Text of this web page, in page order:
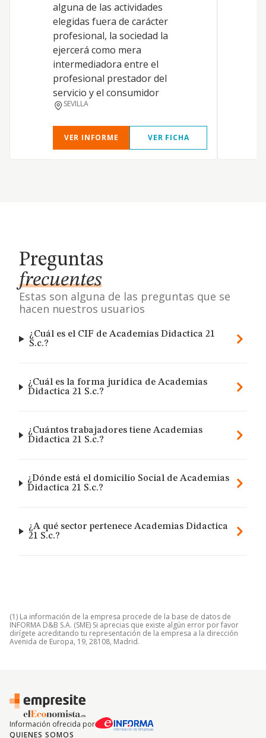
alguna de las actividades
elegidas fuera de carácter
profesional, la sociedad la
ejercerá como mera
intermediadora entre el
profesional prestador del
servicio y el consumidor
SEVILLA
VER INFORME VER FICHA
Preguntas
frecuentes
Estas son alguna de las preguntas que se
hacen nuestros usuarios
¿Cuál es el CIF de Academias Didactica 21
S.c.?
¿Cuál es la forma jurídica de Academias
Didactica 21 S.c.?
¿Cuántos trabajadores tiene Academias
Didactica 21 S.c.?
¿Dónde está el domicilio Social de Academias
Didactica 21 S.c.?
¿A qué sector pertenece Academias Didactica
21 S.c.?
(1) La información de la empresa procede de la base de datos de
INFORMA D&B S.A. (SME) Si aprecias que existe algún error por favor
dirígete acreditando tu representación de la empresa a la dirección
Avenida de Europa, 19, 28108, Madrid.
Información ofrecida por
QUIENES SOMOS